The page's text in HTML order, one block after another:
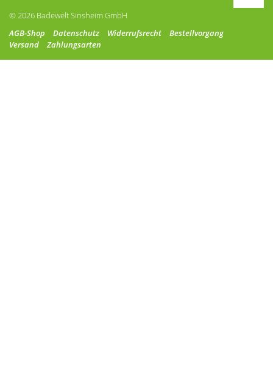
© 2026 Badewelt Sinsheim GmbH
AGB-Shop
Datenschutz Widerrufsrecht
Bestellvorgang
Versand
Zahlungsarten